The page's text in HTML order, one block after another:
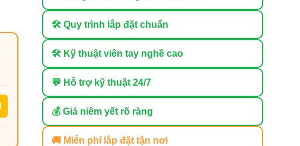
🛠 Quy trình lắp đặt chuẩn
🛠 Kỹ thuật viên tay nghề cao
💬 Hỗ trợ kỹ thuật 24/7
💰 Giá niêm yết rõ ràng
🚚 Miễn phí lắp đặt tận nơi